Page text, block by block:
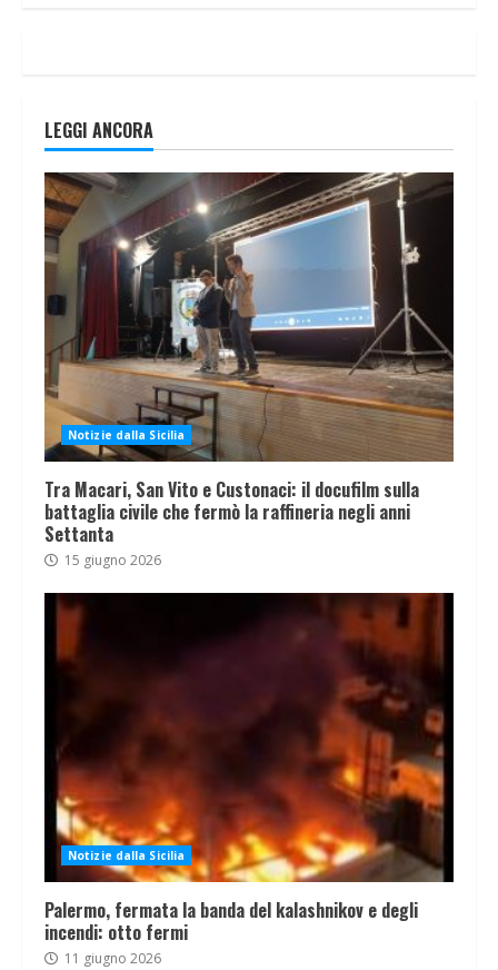
LEGGI ANCORA
Notizie dalla Sicilia
Tra Macari, San Vito e Custonaci: il docufilm sulla
battaglia civile che fermò la raffineria negli anni
Settanta
15 giugno 2026
Notizie dalla Sicilia
Palermo, fermata la banda del kalashnikov e degli
incendi: otto fermi
11 giugno 2026